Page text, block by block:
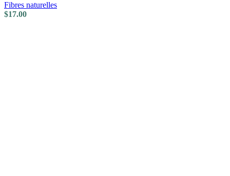
Fibres naturelles
$17.00